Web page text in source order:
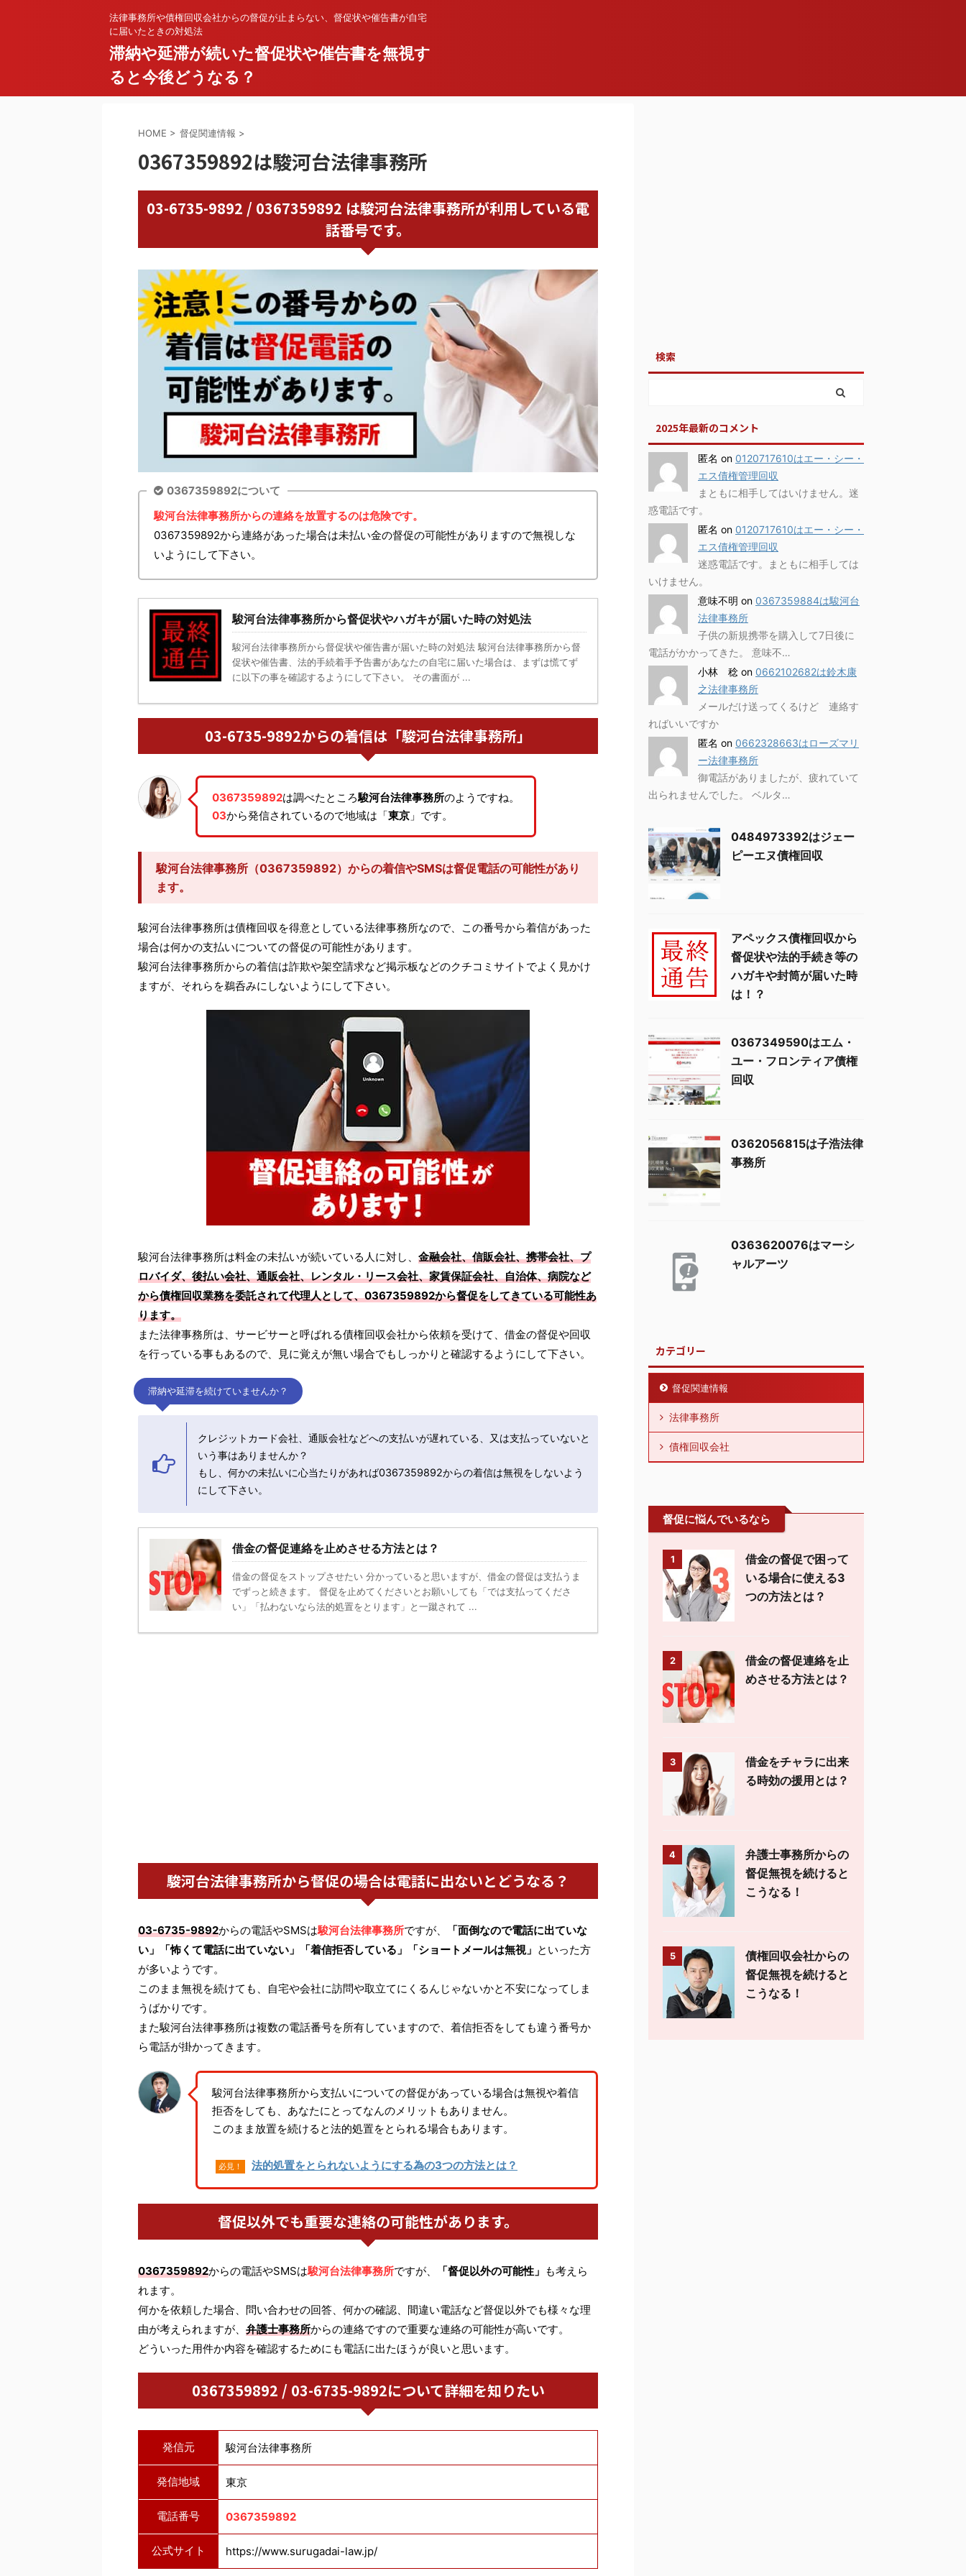
法律事務所や債権回収会社からの督促が止まらない、督促状や催告書が自宅
に届いたときの対処法
滞納や延滞が続いた督促状や催告書を無視す
ると今後どうなる？
HOME > 督促関連情報 >
0367359892は駿河台法律事務所
03-6735-9892 / 0367359892 は駿河台法律事務所が利用している電
話番号です。
0367359892について
駿河台法律事務所からの連絡を放置するのは危険です。
0367359892から連絡があった場合は未払い金の督促の可能性がありますので無視しな
いようにして下さい。
駿河台法律事務所から督促状やハガキが届いた時の対処法
駿河台法律事務所から督促状や催告書が届いた時の対処法 駿河台法律事務所から督
促状や催告書、法的手続着手予告書があなたの自宅に届いた場合は、まずは慌てず
に以下の事を確認するようにして下さい。 その書面が ...
03-6735-9892からの着信は「駿河台法律事務所」
0367359892は調べたところ駿河台法律事務所のようですね。
03から発信されているので地域は「東京 」です。
駿河台法律事務所（0367359892）からの着信やSMSは督促電話の可能性があり
ます。
駿河台法律事務所は債権回収を得意としている法律事務所なので、この番号から着信があった
場合は何かの支払いについての督促の可能性があります。
駿河台法律事務所からの着信は詐欺や架空請求など掲示板などのクチコミサイトでよく見かけ
ますが、それらを鵜呑みにしないようにして下さい。
駿河台法律事務所は料金の未払いが続いている人に対し、 金融会社、信販会社、携帯会社、プ
ロバイダ、後払い会社、通販会社、レンタル・リース会社、家賃保証会社、自治体、病院など
から債権回収業務を委託されて代理人として、0367359892から督促をしてきている可能性あ
ります。
また法律事務所は、サービサーと呼ばれる債権回収会社から依頼を受けて、借金の督促や回収
を行っている事もあるので、見に覚えが無い場合でもしっかりと確認するようにして下さい。
滞納や延滞を続けていませんか？
クレジットカード会社、通販会社などへの支払いが遅れている、又は支払っていないと
いう事はありませんか？
もし、何かの未払いに心当たりがあれば0367359892からの着信は無視をしないよう
にして下さい。
借金の督促連絡を止めさせる方法とは？
借金の督促をストップさせたい 分かっていると思いますが、借金の督促は支払うま
でずっと続きます。 督促を止めてくださいとお願いしても「では支払ってくださ
い」「払わないなら法的処置をとります」と一蹴されて ...
駿河台法律事務所から督促の場合は電話に出ないとどうなる？
03-6735-9892からの電話やSMSは駿河台法律事務所ですが、
「面倒なので電話に出ていな
い」「怖くて電話に出ていない」「着信拒否している」「ショートメールは無視」 といった方
が多いようです。
このまま無視を続けても、自宅や会社に訪問や取立てにくるんじゃないかと不安になってしま
うばかりです。
また駿河台法律事務所は複数の電話番号を所有していますので、着信拒否をしても違う番号か
ら電話が掛かってきます。
駿河台法律事務所から支払いについての督促があっている場合は無視や着信
拒否をしても、あなたにとってなんのメリットもありません。
このまま放置を続けると法的処置をとられる場合もあります。
必見！ 法的処置をとられないようにする為の3つの方法とは？
督促以外でも重要な連絡の可能性があります。
0367359892からの電話やSMSは駿河台法律事務所ですが、 「督促以外の可能性」 も考えら
れます。
何かを依頼した場合、問い合わせの回答、何かの確認、間違い電話など督促以外でも様々な理
由が考えられますが、 弁護士事務所からの連絡ですので重要な連絡の可能性が高いです。
どういった用件か内容を確認するためにも電話に出たほうが良いと思います。
0367359892 / 03-6735-9892について詳細を知りたい
発信元 駿河台法律事務所
発信地域 東京
電話番号 0367359892
公式サイト https://www.surugadai-law.jp/
検索
2025年最新のコメント
匿名 on 0120717610はエー・シー・
エス債権管理回収
まともに相手してはいけません。迷
惑電話です。
匿名 on 0120717610はエー・シー・
エス債権管理回収
迷惑電話です。まともに相手しては
いけません。
意味不明 on 0367359884は駿河台
法律事務所
子供の新規携帯を購入して7日後に
電話がかかってきた。 意味不…
小林 稔 on 0662102682は鈴木康
之法律事務所
メールだけ送ってくるけど 連絡す
ればいいですか
匿名 on 0662328663はローズマリ
ー法律事務所
御電話がありましたが、疲れていて
出られませんでした。 ベルタ…
0484973392はジェー
ピーエヌ債権回収
アペックス債権回収から
督促状や法的手続き等の
ハガキや封筒が届いた時
は！？
0367349590はエム・
ユー・フロンティア債権
回収
0362056815は子浩法律
事務所
0363620076はマーシ
ャルアーツ
カテゴリー
督促関連情報
法律事務所
債権回収会社
督促に悩んでいるなら
1
借金の督促で困って
いる場合に使える3
つの方法とは？
2
借金の督促連絡を止
めさせる方法とは？
3
借金をチャラに出来
る時効の援用とは？
4
弁護士事務所からの
督促無視を続けると
こうなる！
5
債権回収会社からの
督促無視を続けると
こうなる！